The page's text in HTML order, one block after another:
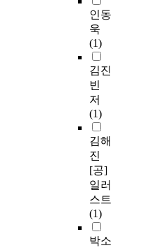
인동
욱
(1)
김진
빈
저
(1)
김해
진
[공]
일러
스트
(1)
박소